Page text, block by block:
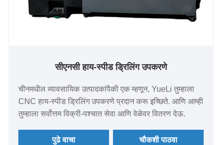
सीएनसी हाय-स्पीड ड्रिलिंग उपकरणे
चीनमधील व्यावसायिक उत्पादकांपैकी एक म्हणून, YueLi तुम्हाला
CNC हाय-स्पीड ड्रिलिंग उपकरणे प्रदान करू इच्छिते. आणि आम्ही
तुम्हाला सर्वोत्तम विक्री-पश्चात सेवा आणि वेळेवर वितरण देऊ.
पुढे वाचा चौकशी पाठवा